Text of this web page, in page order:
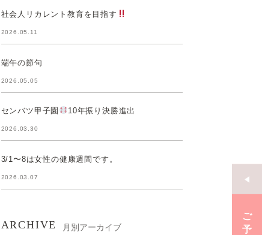
ご
予
社会人リカレント教育を目指す
2026.05.11
端午の節句
2026.05.05
センバツ甲子園 10年振り決勝進出
2026.03.30
3/1〜8は女性の健康週間です。
2026.03.07
ARCHIVE 月別アーカイブ